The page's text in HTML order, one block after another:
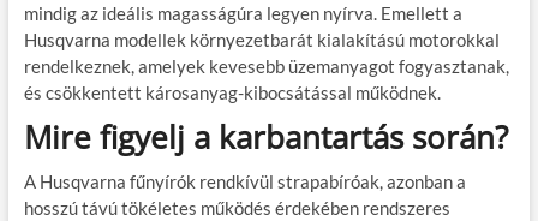
mindig az ideális magasságúra legyen nyírva. Emellett a
Husqvarna modellek környezetbarát kialakítású motorokkal
rendelkeznek, amelyek kevesebb üzemanyagot fogyasztanak,
és csökkentett károsanyag-kibocsátással működnek.
Mire figyelj a karbantartás során?
A Husqvarna fűnyírók rendkívül strapabíróak, azonban a
hosszú távú tökéletes működés érdekében rendszeres